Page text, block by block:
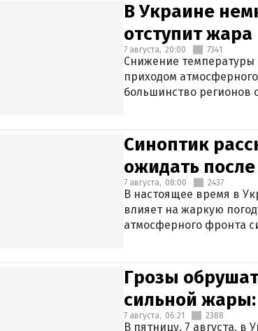
В Украине
отступит жара
7 августа, 20:00 7341
Снижение температуры
приходом
большинство регионов
Синоптик
ожидать
7 августа, 08:00 2437
В настоящее время в
влияет на жаркую
атмосферного фронта
Грозы
сильной жары:
7 августа, 06:21 2388
В пятницу, 7 августа, в